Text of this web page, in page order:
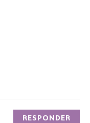
RESPONDER